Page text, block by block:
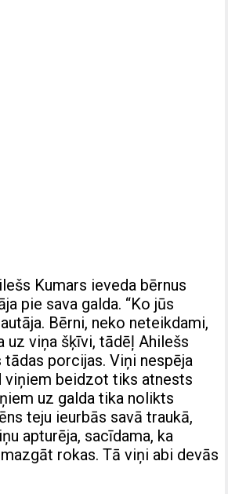
Kumars ieveda bērnus
pie sava galda. “Ko jūs
Bērni, neko neteikdami,
uz viņa šķīvi, tādēļ Ahilešs
porcijas. Viņi nespēja
viņiem beidzot tiks atnests
uz galda tika nolikts
teju ieurbās savā traukā,
apturēja, sacīdama, ka
rokas. Tā viņi abi devās